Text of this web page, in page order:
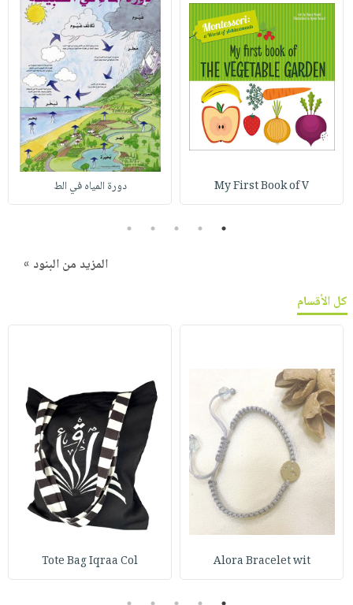
My First Book of V دورة المياه في الط
1
2
3
4
5
المزيد من البنود »
كل الأقسام
Alora Bracelet wit
Tote Bag Iqraa Col